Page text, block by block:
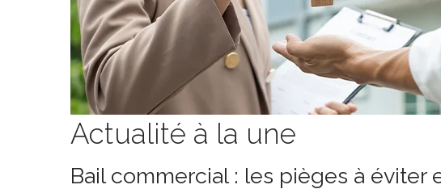
Actualité à la une
Bail commercial : les pièges à éviter